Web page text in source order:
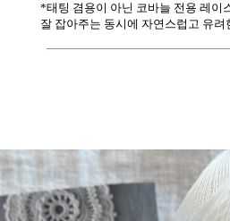
*태팅 겸용이 아닌 코바늘 전용 레이
잘 잡아주는 동시에 자연스럽고 유려